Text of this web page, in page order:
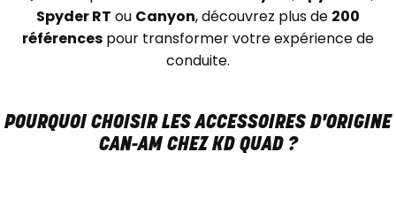
Spyder RT ou Canyon, découvrez plus de 200
références pour transformer votre expérience de
conduite.
POURQUOI CHOISIR LES ACCESSOIRES D'ORIGINE
CAN-AM CHEZ KD QUAD ?